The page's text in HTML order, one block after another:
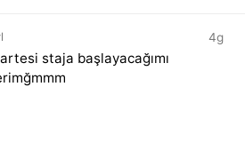
4g
staja başlayacağımı